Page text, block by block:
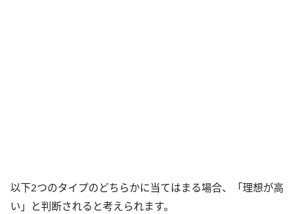
以下2つのタイプのどちらかに当てはまる場合、「理想が高
い」と判断されると考えられます。